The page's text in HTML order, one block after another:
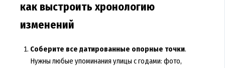
как выстроить хронологию
изменений
Соберите все датированные опорные точки.
Нужны любые упоминания улицы с годами: фото,